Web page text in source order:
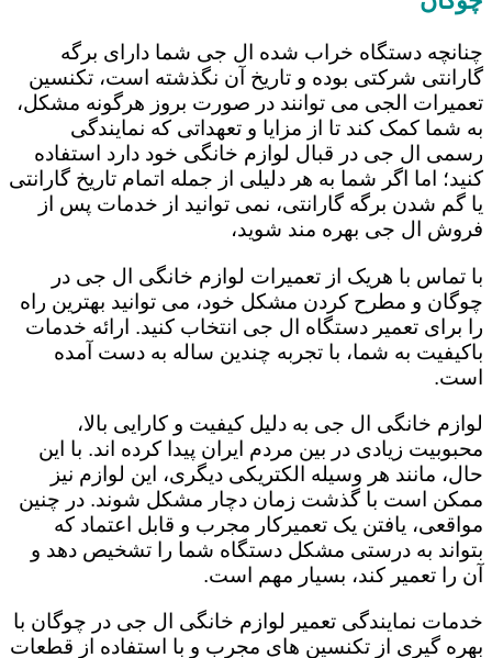
چنانچه دستگاه خراب شده ال جی شما دارای برگه
گارانتی شرکتی بوده و تاریخ آن نگذشته است، تکنسین
تعمیرات الجی می توانند در صورت بروز هرگونه مشکل،
به شما کمک کند تا از مزایا و تعهداتی که نمایندگی
رسمی ال جی در قبال لوازم خانگی خود دارد استفاده
کنید؛ اما اگر شما به هر دلیلی از جمله اتمام تاریخ گارانتی
یا گم شدن برگه گارانتی، نمی توانید از خدمات پس از
فروش ال جی بهره مند شوید،
با تماس با هریک از تعمیرات لوازم خانگی ال جی در
چوگان و مطرح کردن مشکل خود، می توانید بهترین راه
را برای تعمیر دستگاه ال جی انتخاب کنید. ارائه خدمات
باکیفیت به شما، با تجربه چندین ساله به دست آمده
است.
لوازم خانگی ال جی به دلیل کیفیت و کارایی بالا،
محبوبیت زیادی در بین مردم ایران پیدا کرده اند. با این
حال، مانند هر وسیله الکتریکی دیگری، این لوازم نیز
ممکن است با گذشت زمان دچار مشکل شوند. در چنین
مواقعی، یافتن یک تعمیرکار مجرب و قابل اعتماد که
بتواند به درستی مشکل دستگاه شما را تشخیص دهد و
آن را تعمیر کند، بسیار مهم است.
خدمات نمایندگی تعمیر لوازم خانگی ال جی در چوگان با
بهره گیری از تکنسین های مجرب و با استفاده از قطعات